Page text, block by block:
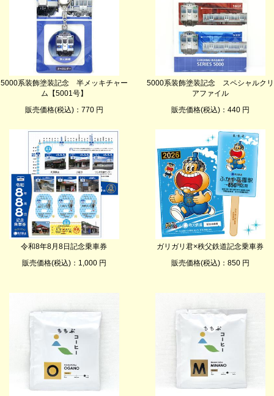
5000系装飾塗装記念 半メッキチャー
ム【5001号】
販売価格(税込)：770 円
5000系装飾塗装記念 スペシャルクリ
アファイル
販売価格(税込)：440 円
令和8年8月8日記念乗車券
販売価格(税込)：1,000 円
ガリガリ君×秩父鉄道記念乗車券
販売価格(税込)：850 円